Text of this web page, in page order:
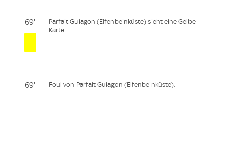
69'
Parfait Guiagon (Elfenbeinküste) sieht eine Gelbe
Karte.
69' Foul von Parfait Guiagon (Elfenbeinküste).